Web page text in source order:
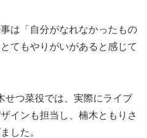
は「自分がなれなかったもの
てもやりがいがあると感じて
せつ菜役では、実際にライブ
インも担当し、楠木ともりさ
した。